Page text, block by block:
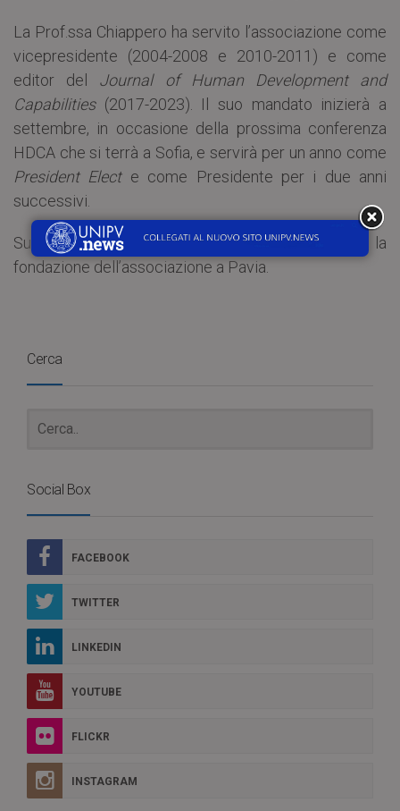
La Prof.ssa Chiappero ha servito l’associazione come
vicepresidente (2004-2008 e 2010-2011) e come
editor del Journal of Human Development and
Capabilities(2017-2023). Il suo mandato inizierà a
settembre, in occasione della prossima conferenza
HDCA che si terrà a Sofia, e servirà per un anno come
President Electe come Presidente per i due anni
successivi.
Sul sito dell’HDCA, uno slideshow che ricorda la
fondazione dell’associazione a Pavia.
Cerca
Social Box
FACEBOOK
TWITTER
LINKEDIN
YOUTUBE
FLICKR
INSTAGRAM